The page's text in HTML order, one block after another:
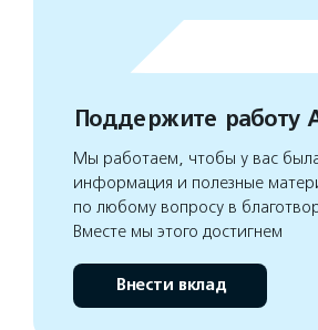
Поддержите работу
Мы работаем, чтобы у вас была
информация и полезные
по любому вопросу в
Вместе мы этого достигнем
Внести вклад